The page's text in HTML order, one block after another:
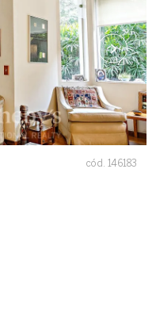
cód. 146183